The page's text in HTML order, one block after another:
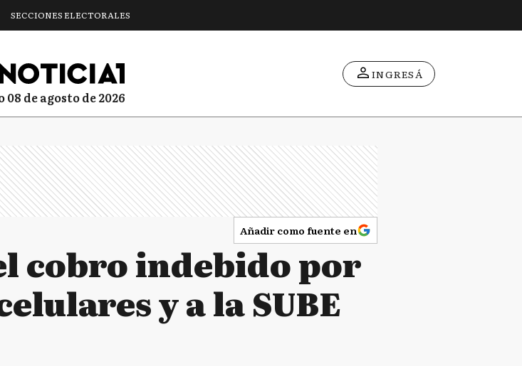
SECCIONES ELECTORALES
08 de agosto de 2026
INGRESÁ
Añadir como fuente en
cobro indebido por
y a la SUBE